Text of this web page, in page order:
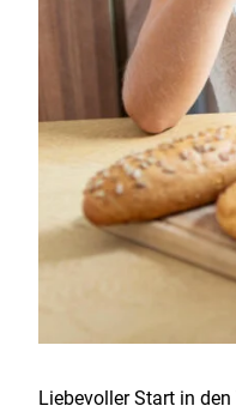
Liebevoller Start in